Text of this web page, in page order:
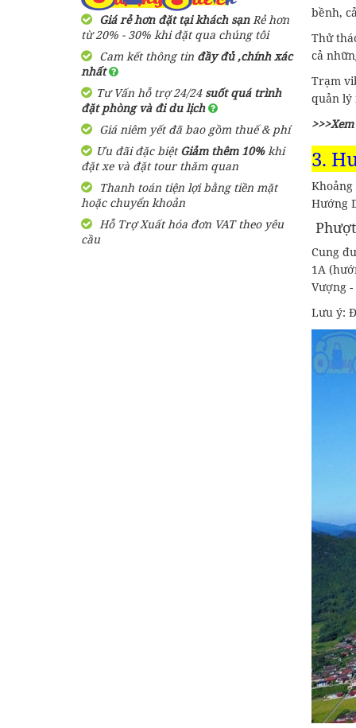
Bamboo Hill
Resort
700,000
Homestay Mộc
Bản
Giá từ:600,000
Homestay Nhà
Bên Suối
Giá rẻ hơn đặt tại khách sạnRẻ hơn
từ 20% - 30% khi đặt qua chúng tôi
Cam kết thông tin đầy đủ ,chính xác
nhất
Tư Vấn hỗ trợ 24/24 suốt quá trình
đặt phòng và đi du lịch
Giá niêm yết đã bao gồm thuế & phí
Ưu đãi đặc biệtGiảm thêm 10%khi
đặt xe và đặt tour thăm quan
Thanh toán tiện lợi bằng tiền mặt
hoặc chuyển khoản
Hỗ Trợ Xuất hóa đơn VAT theo yêu
cầu
bềnh,
Thử
cả
Trạm
quản lý
3.
Hướng
Cung
1A
Vượng
Lưu ý: